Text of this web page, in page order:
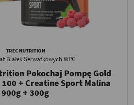
TREC NUTRITION
Białek Serwatkowych WPC
Pokochaj Pompę Gold
100 + Creatine Sport Malina
900g + 300g